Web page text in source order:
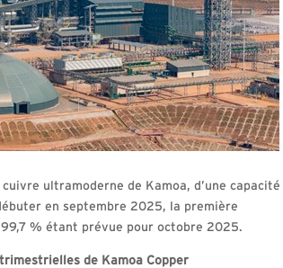
ultramoderne de Kamoa, d’une capacité
en septembre 2025, la première
% étant prévue pour octobre 2025.
de Kamoa Copper